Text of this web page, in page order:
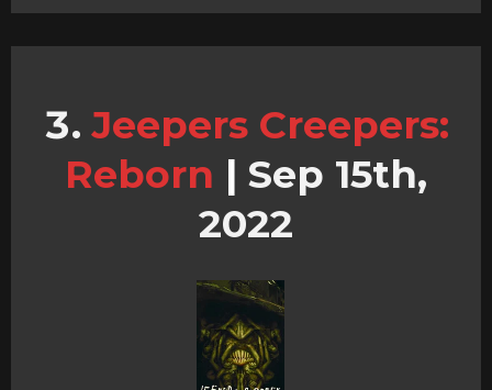
Jeepers Creepers:
Reborn | Sep 15th,
2022